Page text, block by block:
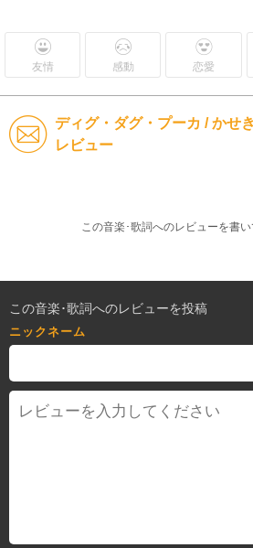
友情 感動 恋愛
ディグ・ダグ・プーカ / かせ
レビュー
この音楽･歌詞へのレビューを書
この音楽･歌詞へのレビューを投稿
ニックネーム